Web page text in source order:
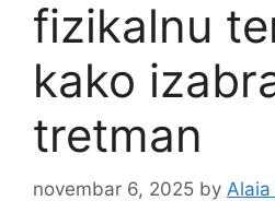
fizikalnu
kako
tretman
novembar 6, 2025 by